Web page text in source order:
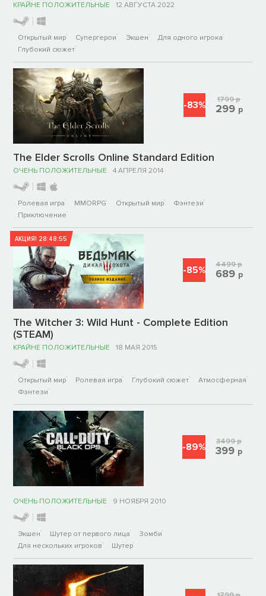
КРАЙНЕ ПОЛОЖИТЕЛЬНЫЕ 12 АВГУСТА 2022
Открытый мир Супергерои Экшен
Для одного игрока
Глубокий сюжет
The Elder Scrolls Online Standard Edition
ОЧЕНЬ ПОЛОЖИТЕЛЬНЫЕ 4 АПРЕЛЯ 2014
Ролевая игра MMORPG Открытый мир
Фэнтези
Приключение
-83% 1799р
299 р
АКЦИЯ! 28:48:55
The Witcher 3: Wild Hunt - Complete Edition
(STEAM)
КРАЙНЕ ПОЛОЖИТЕЛЬНЫЕ 18 МАЯ 2015
Открытый мир Ролевая игра Глубокий сюжет
Атмосферная
Фэнтези
-85% 4499р
689 р
ОЧЕНЬ ПОЛОЖИТЕЛЬНЫЕ 9 НОЯБРЯ 2010
Экшен Шутер от первого лица
Зомби
Для нескольких игроков
Шутер
-89% 3499р
399 р